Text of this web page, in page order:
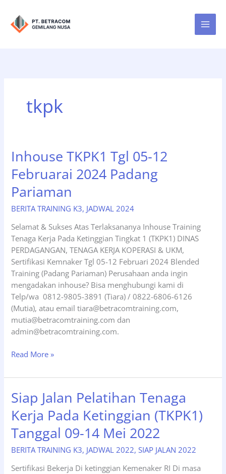
konten
tkpk
Inhouse TKPK1 Tgl 05-12
Februarai 2024 Padang
Pariaman
BERITA TRAINING K3, JADWAL 2024
Selamat & Sukses Atas Terlaksananya Inhouse Training
Tenaga Kerja Pada Ketinggian Tingkat 1 (TKPK1) DINAS
PERDAGANGAN, TENAGA KERJA KOPERASI & UKM,
Sertifikasi Kemnaker Tgl 05-12 Februari 2024 Blended
Training (Padang Pariaman) Perusahaan anda ingin
mengadakan inhouse? Bisa menghubungi kami di
Telp/wa 0812-9805-3891 (Tiara) / 0822-6806-6126
(Mutia), atau email tiara@betracomtraining.com,
mutia@betracomtraining.com dan
admin@betracomtraining.com.
Inhouse
Tgl
12
Februarai
2024
Padang
Pariaman
Read More »
Siap Jalan Pelatihan Tenaga
Kerja Pada Ketinggian (TKPK1)
Tanggal 09-14 Mei 2022
BERITA TRAINING K3, JADWAL 2022,SIAP JALAN 2022
Sertifikasi Bekerja Di ketinggian Kemenaker RI Di masa